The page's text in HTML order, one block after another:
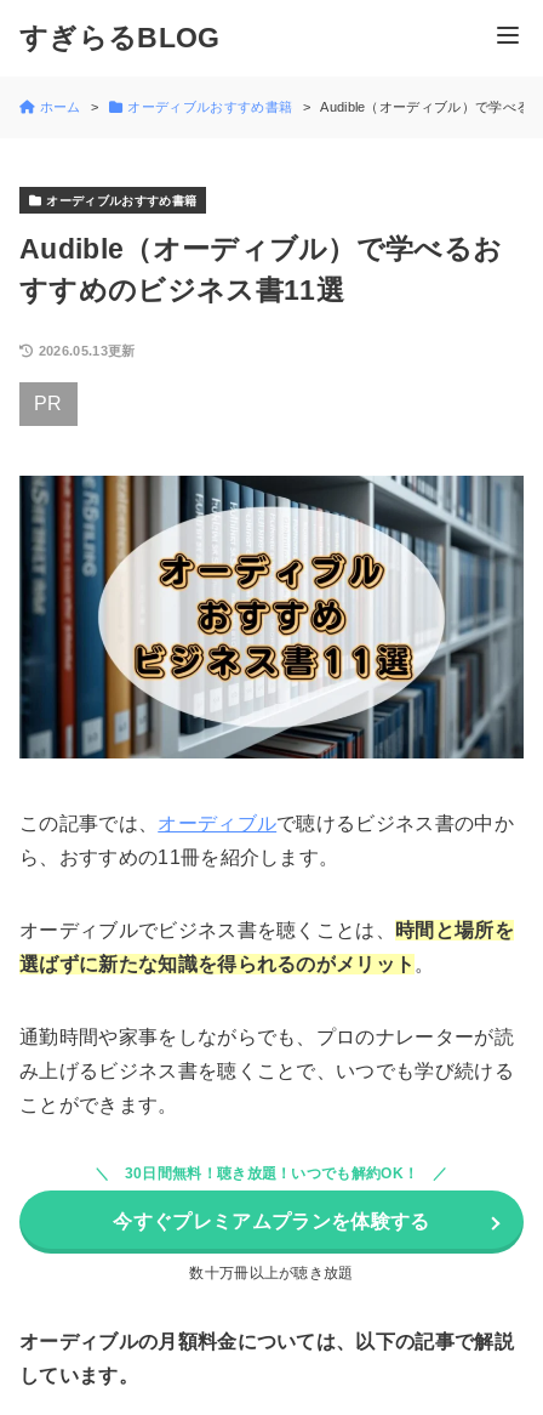
すぎらるBLOG
ホーム オーディブルおすすめ書籍 Audible（オーディブル）で学べる
オーディブルおすすめ書籍
Audible（オーディブル）で学べるお
すすめのビジネス書11選
2026.05.13更新
PR
この記事では、 オーディブルで聴けるビジネス書の中か
ら、おすすめの11冊を紹介します。
オーディブルでビジネス書を聴くことは、
時間と場所を
選ばずに新たな知識を得られるのがメリット 。
通勤時間や家事をしながらでも、プロのナレーターが読
み上げるビジネス書を聴くことで、いつでも学び続ける
ことができます。
30日間無料！聴き放題！いつでも解約OK！
今すぐプレミアムプランを体験する
数十万冊以上が聴き放題
オーディブルの月額料金については、以下の記事で解説
しています。